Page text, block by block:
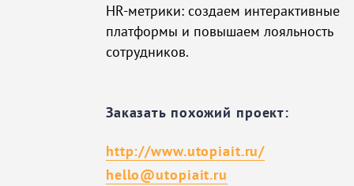
HR-метрики: создаем интерактивные
платформы и повышаем лояльность
сотрудников.
Заказать похожий проект:
http://www.utopiait.ru/
hello@utopiait.ru